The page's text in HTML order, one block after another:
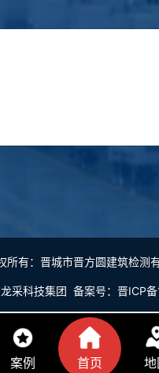
所有：晋城市晋方圆建筑检测
龙采科技集团 备案号： 晋ICP
案例 首页 地